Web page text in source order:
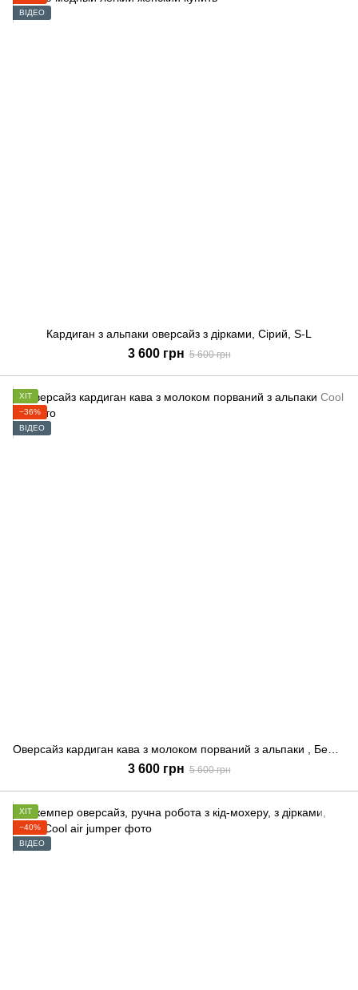
ВІДЕО
Кардиган з альпаки оверсайз з дірками, Сірий, S-L
3 600 грн 5 600 грн
ХІТ
−36%
ВІДЕО
3 600 грн 5 600 грн
ХІТ
−40%
ВІДЕО